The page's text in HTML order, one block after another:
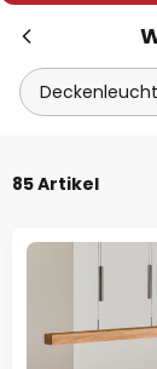
85 Artikel